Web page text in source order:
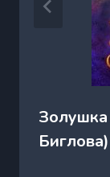
Биглова)